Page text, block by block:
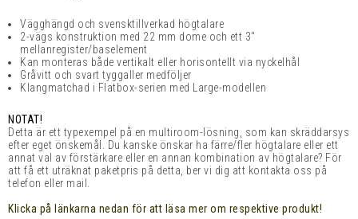
Vägghängd och svensktillverkad högtalare
2-vägs konstruktion med 22 mm dome och ett 3"
mellanregister/baselement
Kan monteras både vertikalt eller horisontellt via nyckelhål
Gråvitt och svart tyggaller medföljer
Klangmatchad i Flatbox-serien med Large-modellen
NOTAT!
Detta är ett typexempel på en multiroom-lösning, som kan skräddarsys
efter eget önskemål. Du kanske önskar ha färre/fler högtalare eller ett
annat val av förstärkare eller en annan kombination av högtalare? För
att få ett uträknat paketpris på detta, ber vi dig att kontakta oss på
telefon eller mail.
Klicka på länkarna nedan för att läsa mer om respektive produkt!